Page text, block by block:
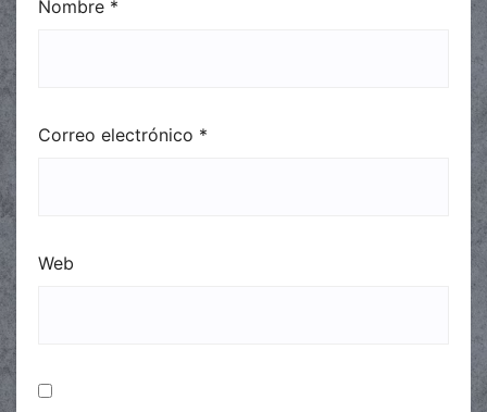
Nombre *
Correo electrónico *
Web